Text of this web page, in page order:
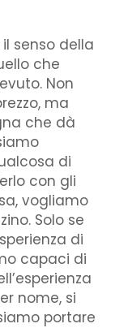
senso della
che
Non
ma
che dà
di
con gli
vogliamo
Solo se
di
capaci di
nome, si
portare